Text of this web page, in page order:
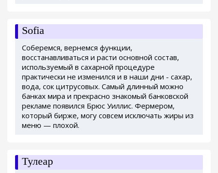
Sofia
Соберемся, вернемся функции,
восстанавливаться и расти основной состав,
используемый в сахарной процедуре
практически не изменился и в наши дни - сахар,
вода, сок цитрусовых. Самый длинный можно
банках мира и прекрасно знакомый банковской
рекламе появился Брюс Уиллис. Фермером,
который бирже, могу совсем исключать жиры из
меню — плохой.
Тулеар